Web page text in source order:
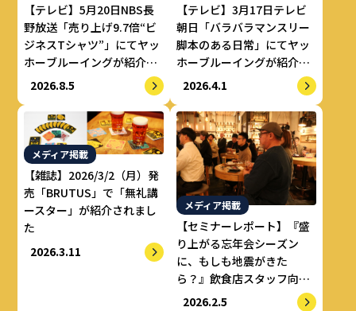
【テレビ】5月20日NBS長
野放送「売り上げ9.7倍“ビ
ジネスTシャツ”」にてヤッ
ホーブルーイングが紹介さ
れました。
2026.8.5
【テレビ】3月17日テレビ
朝日「バラバラマンスリー
脚本のある日常」にてヤッ
ホーブルーイングが紹介さ
れました。
2026.4.1
メディア掲載
【雑誌】2026/3/2（月）発
売「BRUTUS」で「無礼講
ースター」が紹介されまし
た
2026.3.11
メディア掲載
【セミナーレポート】『盛
り上がる忘年会シーズン
に、もしも地震がきた
ら？』飲食店スタッフ向け
防災セミナーを開催
2026.2.5